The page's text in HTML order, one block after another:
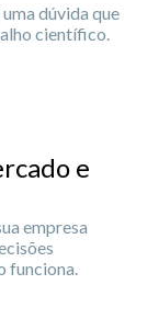
dúvida que
científico.
e
empresa
funciona.